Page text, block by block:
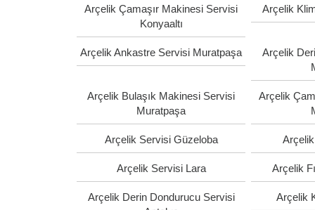
Arçelik Çamaşır Makinesi Servisi
Konyaaltı
Arçelik
Arçelik Ankastre Servisi Muratpaşa
Arçelik
Arçelik Bulaşık Makinesi Servisi
Muratpaşa
Arçelik
Arçelik Servisi Güzeloba
Arçelik Servisi Lara Arçelik
Arçelik Derin Dondurucu Servisi
Arçelik